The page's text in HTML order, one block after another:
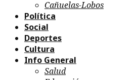
Cañuelas-Lobos
Política
Social
Deportes
Cultura
Info General
Salud